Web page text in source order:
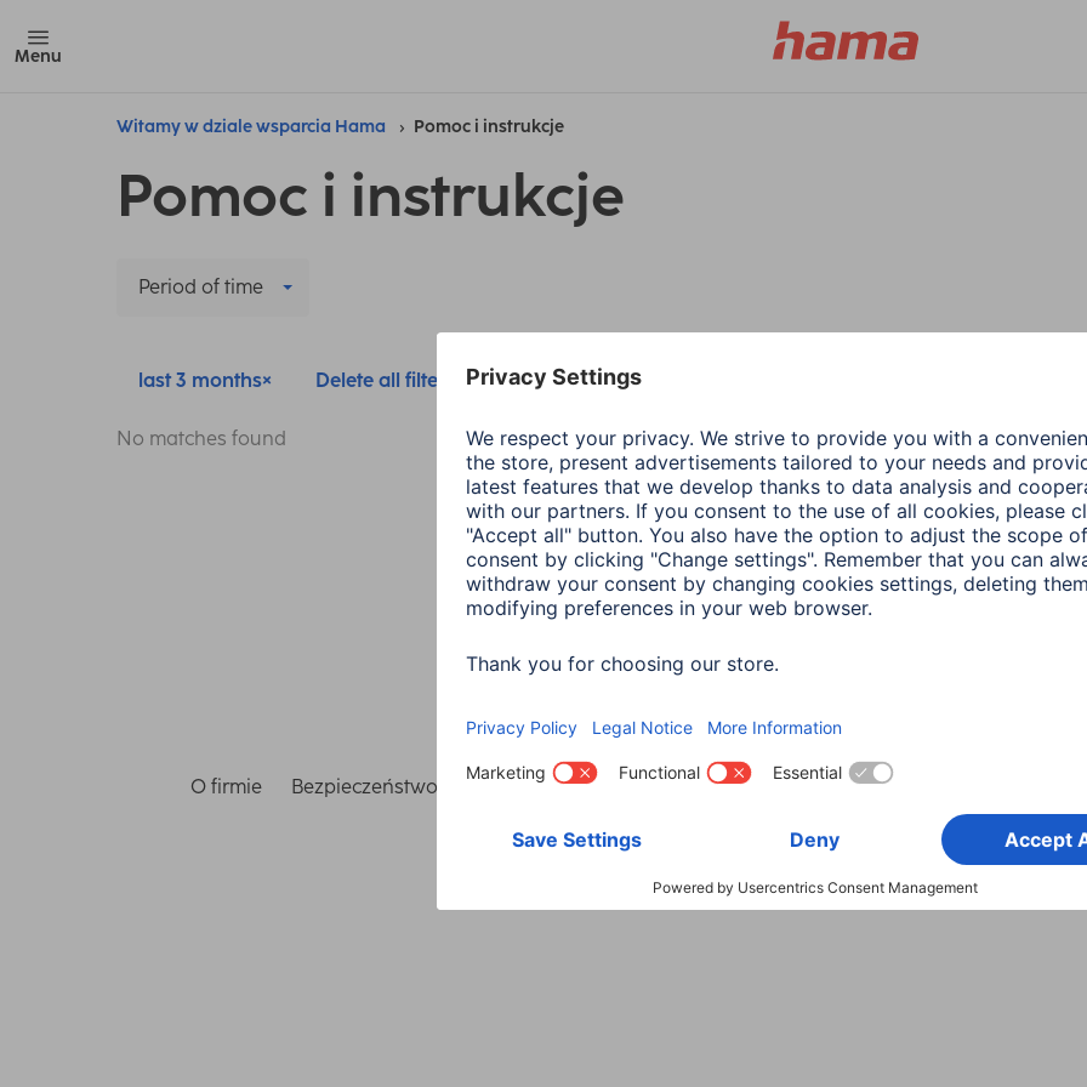
Menu
Witamy w dziale wsparcia Hama Pomoc i instrukcje
Pomoc i instrukcje
Period of time
last 3 months Delete all filters
No matches found
Wybierz kraj
O firmie Bezpieczeństwo i ochrona danych Warunki gwarancji Deklaracje zgodności